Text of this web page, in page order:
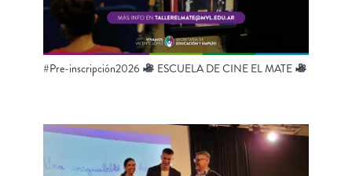
#Pre-inscripción2026 ESCUELA DE CINE EL MATE